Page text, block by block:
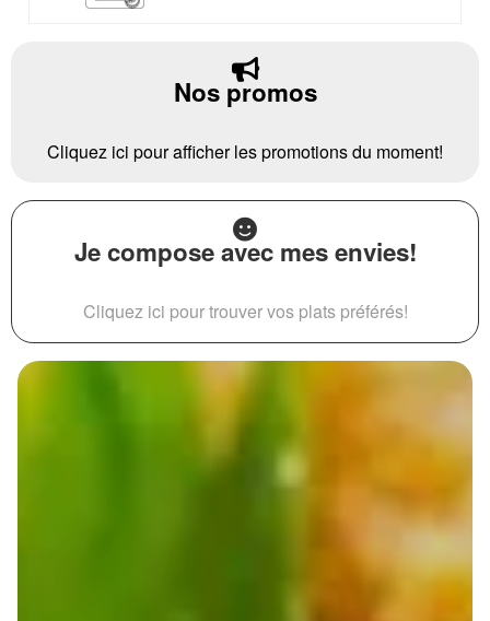
Nos promos
Cliquez ici pour afficher les promotions du moment!
Je compose avec mes envies!
Cliquez ici pour trouver vos plats préférés!